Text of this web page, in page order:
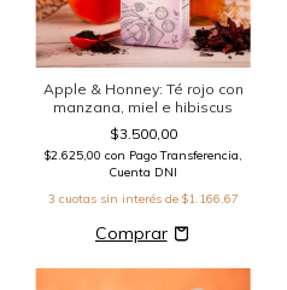
Apple & Honney: Té rojo con
manzana, miel e hibiscus
$3.500,00
$2.625,00 con Pago Transferencia,
Cuenta DNI
3 cuotas sin interés de $1.166,67